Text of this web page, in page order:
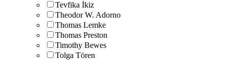
Tevfika İkiz
Theodor W. Adorno
Thomas Lemke
Thomas Preston
Timothy Bewes
Tolga Tören